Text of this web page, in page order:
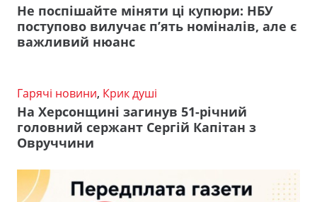
Не поспішайте міняти ці купюри: НБУ
поступово вилучає п’ять номіналів, але є
важливий нюанс
Гарячі новини, Крик душі
На Херсонщині загинув 51-річний
головний сержант Сергій Капітан з
Овруччини